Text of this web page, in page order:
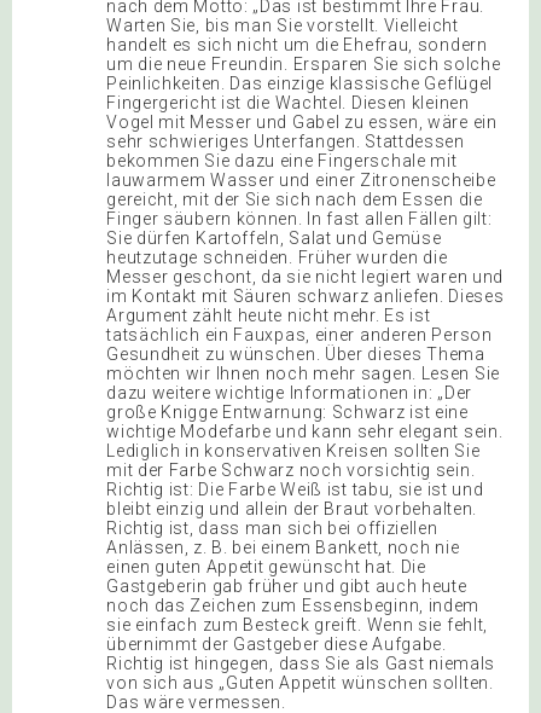
nach dem Motto: „Das ist bestimmt Ihre Frau.
Warten Sie, bis man Sie vorstellt. Vielleicht
handelt es sich nicht um die Ehefrau, sondern
um die neue Freundin. Ersparen Sie sich solche
Peinlichkeiten. Das einzige klassische Geflügel
Fingergericht ist die Wachtel. Diesen kleinen
Vogel mit Messer und Gabel zu essen, wäre ein
sehr schwieriges Unterfangen. Stattdessen
bekommen Sie dazu eine Fingerschale mit
lauwarmem Wasser und einer Zitronenscheibe
gereicht, mit der Sie sich nach dem Essen die
Finger säubern können. In fast allen Fällen gilt:
Sie dürfen Kartoffeln, Salat und Gemüse
heutzutage schneiden. Früher wurden die
Messer geschont, da sie nicht legiert waren und
im Kontakt mit Säuren schwarz anliefen. Dieses
Argument zählt heute nicht mehr. Es ist
tatsächlich ein Fauxpas, einer anderen Person
Gesundheit zu wünschen. Über dieses Thema
möchten wir Ihnen noch mehr sagen. Lesen Sie
dazu weitere wichtige Informationen in: „Der
große Knigge Entwarnung: Schwarz ist eine
wichtige Modefarbe und kann sehr elegant sein.
Lediglich in konservativen Kreisen sollten Sie
mit der Farbe Schwarz noch vorsichtig sein.
Richtig ist: Die Farbe Weiß ist tabu, sie ist und
bleibt einzig und allein der Braut vorbehalten.
Richtig ist, dass man sich bei offiziellen
Anlässen, z. B. bei einem Bankett, noch nie
einen guten Appetit gewünscht hat. Die
Gastgeberin gab früher und gibt auch heute
noch das Zeichen zum Essensbeginn, indem
sie einfach zum Besteck greift. Wenn sie fehlt,
übernimmt der Gastgeber diese Aufgabe.
Richtig ist hingegen, dass Sie als Gast niemals
von sich aus „Guten Appetit wünschen sollten.
Das wäre vermessen.